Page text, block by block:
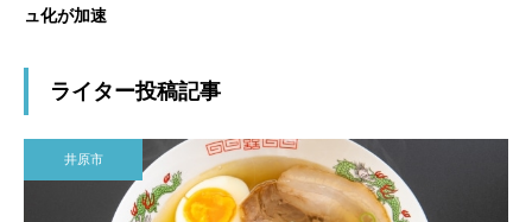
ュ化が加速
ライター投稿記事
井原市